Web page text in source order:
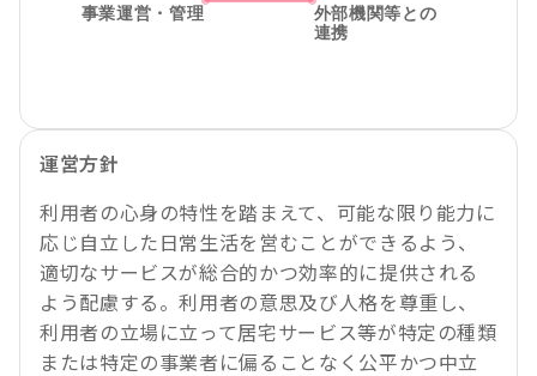
運営方針
利用者の心身の特性を踏まえて、可能な限り能力に
応じ自立した日常生活を営むことができるよう、
適切なサービスが総合的かつ効率的に提供される
よう配慮する。利用者の意思及び人格を尊重し、
利用者の立場に立って居宅サービス等が特定の種類
または特定の事業者に偏ることなく公平かつ中立